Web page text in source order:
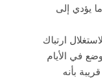
يؤدي إلى
ارتباك
في الأيام
بأنه